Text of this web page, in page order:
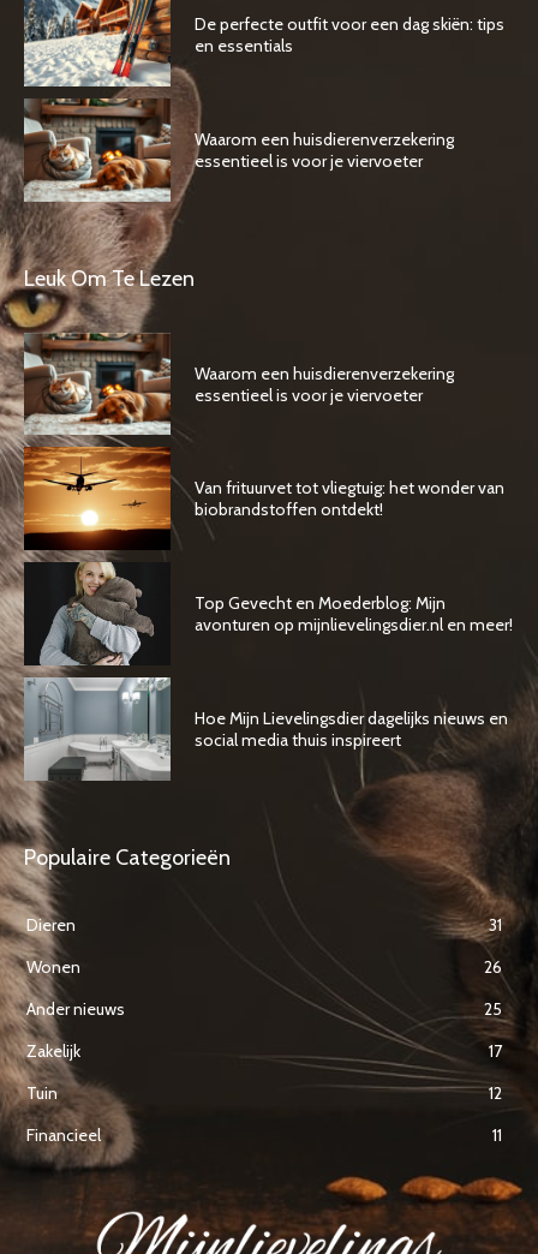
De perfecte outfit voor een dag skiën: tips
en essentials
Waarom een huisdierenverzekering
essentieel is voor je viervoeter
Leuk Om Te Lezen
Waarom een huisdierenverzekering
essentieel is voor je viervoeter
Van frituurvet tot vliegtuig: het wonder van
biobrandstoffen ontdekt!
Top Gevecht en Moederblog: Mijn
avonturen op mijnlievelingsdier.nl en meer!
Hoe Mijn Lievelingsdier dagelijks nieuws en
social media thuis inspireert
Populaire Categorieën
Dieren
31
Wonen
26
Ander nieuws
25
Zakelijk
17
Tuin
12
Financieel
11